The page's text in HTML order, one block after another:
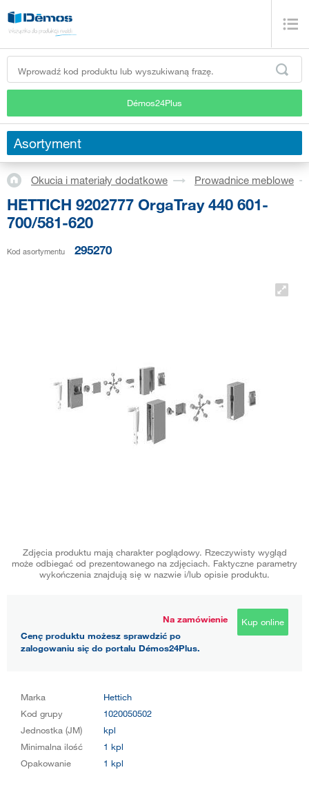
Démos24Plus
Asortyment
Okucia i materiały dodatkowe Prowadnice meblowe
HETTICH 9202777 OrgaTray 440 601-
700/581-620
Kod asortymentu 295270
Zdjęcia produktu mają charakter poglądowy. Rzeczywisty wygląd
może odbiegać od prezentowanego na zdjęciach. Faktyczne parametry
wykończenia znajdują się w nazwie i/lub opisie produktu.
Na zamówienie
Cenę produktu możesz sprawdzić po
zalogowaniu się do portalu Démos24Plus.
Kup online
Marka
Hettich
Kod grupy
1020050502
Jednostka (JM)
kpl
Minimalna ilość
1 kpl
Opakowanie
1 kpl